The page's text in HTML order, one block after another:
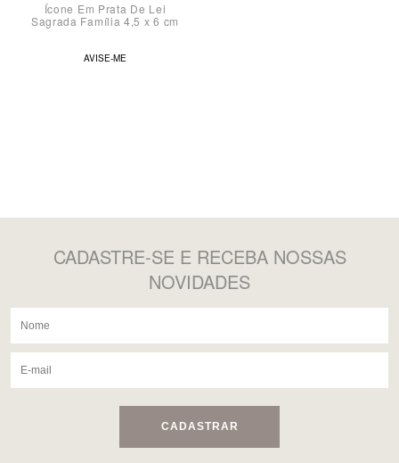
Ícone Em Prata De Lei
Sagrada Família 4,5 x 6 cm
AVISE-ME
CADASTRE-SE E RECEBA NOSSAS
NOVIDADES
CADASTRAR